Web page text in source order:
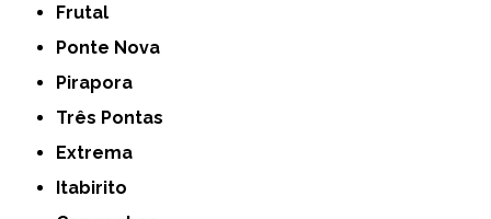
Frutal
Ponte Nova
Pirapora
Três Pontas
Extrema
Itabirito